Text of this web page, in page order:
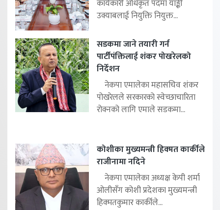
कार्यकारी अधिकृत पदमा याङ्की
उक्याबलाई नियुक्ति नियुक्त...
सडकमा जाने तयारी गर्न
पार्टीपंक्तिलाई शंकर पोखरेलको
निर्देशन
नेकपा एमालेका महासचिव शंकर
पोखरेलले सरकारको स्वेच्छाचारिता
रोक्नको लागि एमाले सडकमा...
कोशीका मुख्यमन्त्री हिक्मत कार्कीले
राजीनामा नदिने
नेकपा एमालेका अध्यक्ष केपी शर्मा
ओलीसँग कोशी प्रदेशका मुख्यमन्त्री
हिक्मतकुमार कार्कीले...